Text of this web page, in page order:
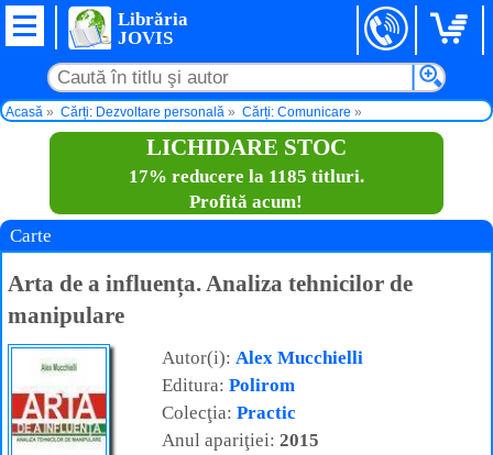
Librăria
JOVIS
Acasă Cărți: Dezvoltare personală
Cărți: Comunicare
LICHIDARE STOC
17% reducere la 1185 titluri.
Profită acum!
Carte
Arta de a influența. Analiza tehnicilor de
manipulare
Autor(i): Alex Mucchielli
Editura: Polirom
Colecţia: Practic
Anul apariţiei: 2015